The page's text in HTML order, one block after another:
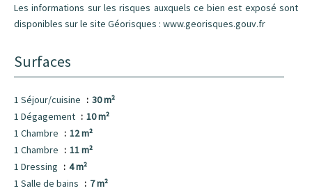
Les informations sur les risques auxquels ce bien est exposé sont
disponibles sur le site Géorisques : www.georisques.gouv.fr
Surfaces
1 Séjour/cuisine
30 m²
1 Dégagement
10 m²
1 Chambre
12 m²
1 Chambre
11 m²
1 Dressing
4 m²
1 Salle de bains
7 m²